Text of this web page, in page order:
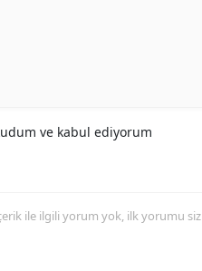
ve kabul ediyorum
ile ilgili yorum yok, ilk yorumu siz